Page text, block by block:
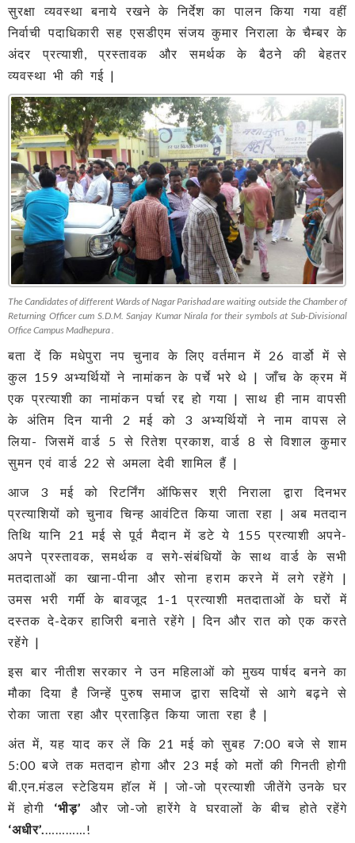
सुरक्षा व्यवस्था बनाये रखने के निर्देश का पालन किया गया वहीं
निर्वाची पदाधिकारी सह एसडीएम संजय कुमार निराला के चैम्बर के
अंदर प्रत्याशी, प्रस्तावक और समर्थक के बैठने की बेहतर
व्यवस्था भी की गई |
The Candidates of different Wards of Nagar Parishad are waiting outside the Chamber of
Returning Officer cum S.D.M. Sanjay Kumar Nirala for their symbols at Sub-Divisional
Office Campus Madhepura .
बता दें कि मधेपुरा नप चुनाव के लिए वर्तमान में 26 वार्डो में से
कुल 159 अभ्यर्थियों ने नामांकन के पर्चे भरे थे | जाँच के क्रम में
एक प्रत्याशी का नामांकन पर्चा रद्द हो गया | साथ ही नाम वापसी
के अंतिम दिन यानी 2 मई को 3 अभ्यर्थियों ने नाम वापस ले
लिया- जिसमें वार्ड 5 से रितेश प्रकाश, वार्ड 8 से विशाल कुमार
सुमन एवं वार्ड 22 से अमला देवी शामिल हैं |
आज 3 मई को रिटर्निंग ऑफिसर श्री निराला द्वारा दिनभर
प्रत्याशियों को चुनाव चिन्ह आवंटित किया जाता रहा | अब मतदान
तिथि यानि 21 मई से पूर्व मैदान में डटे ये 155 प्रत्याशी अपने-
अपने प्रस्तावक, समर्थक व सगे-संबंधियों के साथ वार्ड के सभी
मतदाताओं का खाना-पीना और सोना हराम करने में लगे रहेंगे |
उमस भरी गर्मी के बावजूद 1-1 प्रत्याशी मतदाताओं के घरों में
दस्तक दे-देकर हाजिरी बनाते रहेंगे | दिन और रात को एक करते
रहेंगे |
इस बार नीतीश सरकार ने उन महिलाओं को मुख्य पार्षद बनने का
मौका दिया है जिन्हें पुरुष समाज द्वारा सदियों से आगे बढ़ने से
रोका जाता रहा और प्रताड़ित किया जाता रहा है |
अंत में, यह याद कर लें कि 21 मई को सुबह 7:00 बजे से शाम
5:00 बजे तक मतदान होगा और 23 मई को मतों की गिनती होगी
बी.एन.मंडल स्टेडियम हॉल में | जो-जो प्रत्याशी जीतेंगे उनके घर
में होगी ‘भीड़’ और जो-जो हारेंगे वे घरवालों के बीच होते रहेंगे
‘अधीर’.…………!